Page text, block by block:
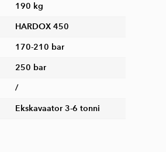
190 kg
HARDOX 450
170-210 bar
250 bar
/
Ekskavaator 3-6 tonni